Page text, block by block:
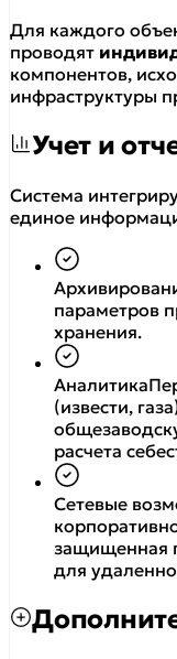
Для каждого
проводят
компонентов,
инфраструктуры
Учет и
Система
единое
параметров
хранения.
Аналитика
(извести,
расчета
Сетевые
защищенная
для